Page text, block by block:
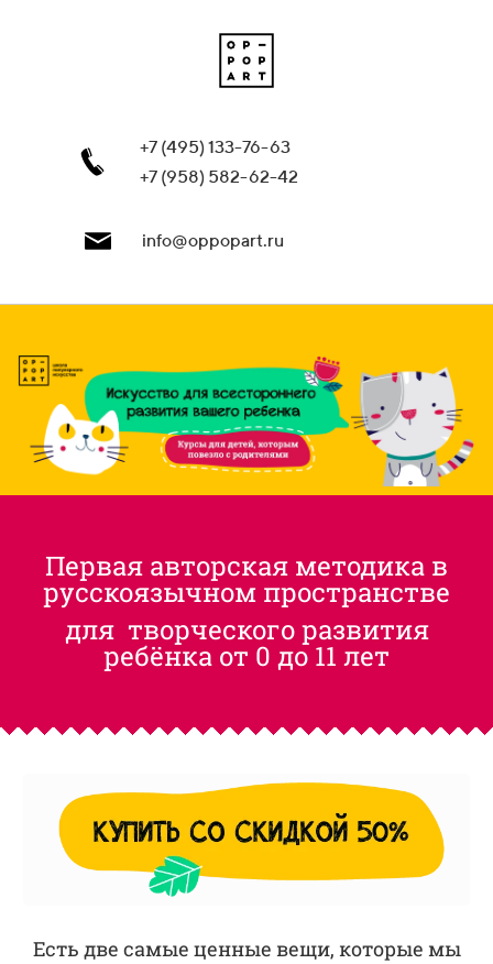
+7 (495) 133-76-63
+7 (958) 582-62-42
info@oppopart.ru
Первая авторская методика в
русскоязычном пространстве
для творческого развития
ребёнка от 0 до 11 лет
Есть две самые ценные вещи, которые мы